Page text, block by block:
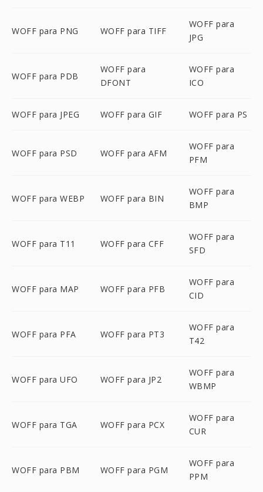
WOFF para PNG WOFF para TIFF
WOFF para
JPG
WOFF para PDB
WOFF para
DFONT
WOFF para
ICO
WOFF para JPEG WOFF para GIF WOFF para PS
WOFF para PSD WOFF para AFM
WOFF para
PFM
WOFF para WEBP WOFF para BIN
WOFF para
BMP
WOFF para T11 WOFF para CFF
WOFF para
SFD
WOFF para MAP WOFF para PFB
WOFF para
CID
WOFF para PFA WOFF para PT3
WOFF para
T42
WOFF para UFO WOFF para JP2
WOFF para
WBMP
WOFF para TGA WOFF para PCX
WOFF para
CUR
WOFF para PBM WOFF para PGM
WOFF para
PPM